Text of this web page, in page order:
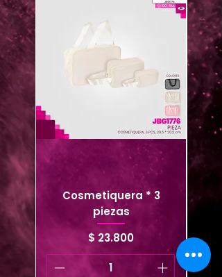
Cosmetiquera * 3
piezas
Precio
$ 23.800